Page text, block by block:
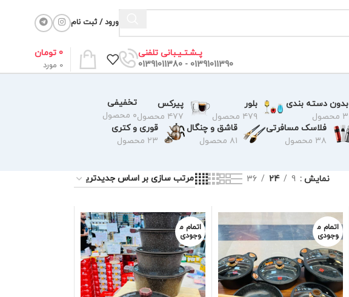
ورود / ثبت نام
پـشـتـیـبانی تلفنی
01391011390 - 01391011380
0 مورد
0 تومان
بدون دسته بندی
۳ محصول
بلور
۴۷۹ محصول
پیرکس
۴۷۷ محصول
تخفیفی
۰ محصول
فلاسک مسافرتی
۳۸ محصول
قاشق و چنگال
۸۱ محصول
قوری و کتری
۲۳ محصول
نمایش 9
24
36
اتمام م
وجودی
اتمام م
وجودی